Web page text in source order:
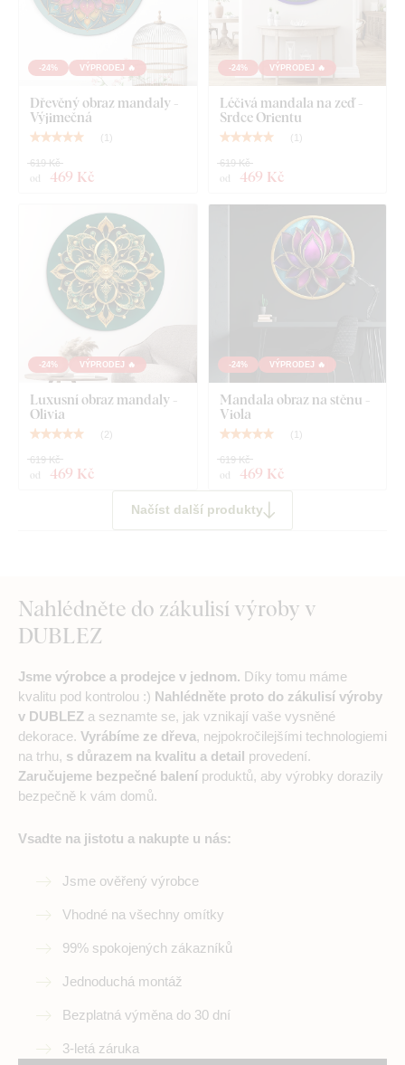
-24% VÝPRODEJ 🔥
Dřevěný obraz mandaly -
Výjimečná
( )
od 469 Kč
619 Kč
-24% VÝPRODEJ 🔥
Léčivá mandala na zeď -
Srdce Orientu
( )
od 469 Kč
619 Kč
-24% VÝPRODEJ 🔥
Luxusní obraz mandaly -
Olivia
( 2)
od 469 Kč
619 Kč
-24% VÝPRODEJ 🔥
Mandala obraz na stěnu -
Viola
( 1 )
od 469 Kč
619 Kč
Načíst další produkty
Nahlédněte do zákulisí výroby v
DUBLEZ
Jsme výrobce a prodejce v jednom. Díky tomu máme
kvalitu pod kontrolou :) Nahlédněte proto do zákulisí výroby
v DUBLEZ a seznamte se, jak vznikají vaše vysněné
dekorace. Vyrábíme ze dřeva, nejpokročilejšími technologiemi
na trhu, s důrazem na kvalitu a detail provedení.
Zaručujeme bezpečné balení produktů, aby výrobky dorazily
bezpečně k vám domů.
Vsadte na jistotu a nakupte u nás:
Jsme ověřený výrobce
Vhodné na všechny omítky
99% spokojených zákazníků
Jednoduchá montáž
Bezplatná výměna do 30 dní
3-letá záruka